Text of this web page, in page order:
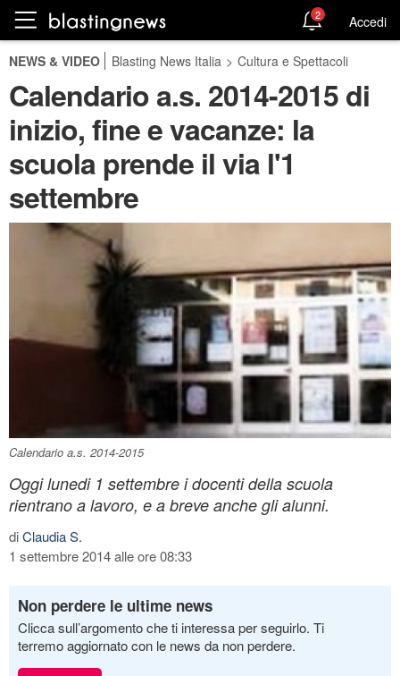
2 Accedi
NEWS & VIDEO Blasting News Italia > Cultura e Spettacoli
Calendario a.s. 2014-2015 di
inizio, fine e vacanze: la
scuola prende il via l'1
settembre
Calendario a.s. 2014-2015
Oggi lunedi 1 settembre i docenti della scuola
rientrano a lavoro, e a breve anche gli alunni.
diClaudia S.
1 settembre 2014 alle ore 08:33
Non perdere le ultime news
Clicca sull’argomento che ti interessa per seguirlo. Ti
terremo aggiornato con le news da non perdere.